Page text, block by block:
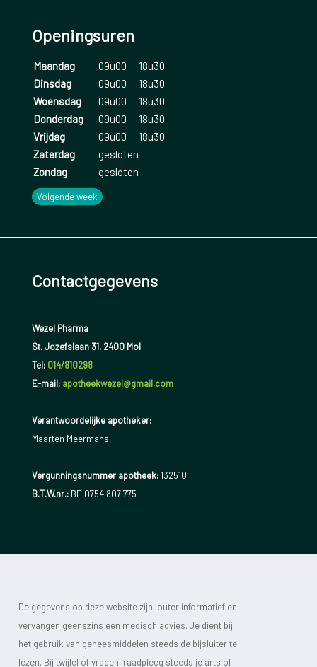
Openingsuren
Maandag 09u00
18u30
Dinsdag
09u00
18u30
Woensdag
09u00
18u30
Donderdag
09u00
18u30
Vrijdag
09u00
18u30
Zaterdag
gesloten
Zondag
gesloten
Volgende week
Contactgegevens
Wezel Pharma
St. Jozefslaan 31, 2400 Mol
Tel: 014/810298
E-mail: apotheekwezel@gmail.com
Verantwoordelijke apotheker:
Maarten Meermans
Vergunningsnummer apotheek:132510
B.T.W.nr.:BE 0754 807 775
De gegevens op deze website zijn louter informatief en
vervangen geenszins een medisch advies. Je dient bij
het gebruik van geneesmiddelen steeds de bijsluiter te
lezen. Bij twijfel of vragen, raadpleeg steeds je arts of